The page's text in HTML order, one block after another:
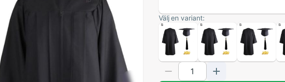
Välj en variant: